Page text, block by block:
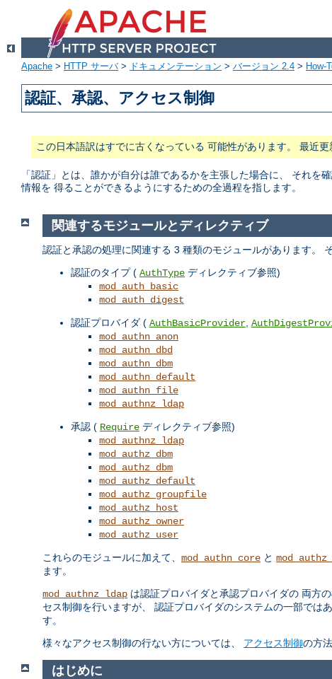
Apache > HTTP サーバ> ドキュメンテーション > バージョン 2.4 > How-
認証、承認、アクセス制御
この日本語訳はすでに古くなっている 可能性があります。 最近
「認証」とは、誰かが自分は誰であるかを主張した場合に、 それ
情報を 得ることができるようにするための全過程を指します。
関連するモジュールとディレクティブ
認証と承認の処理に関連する 3 種類のモジュールがあります。
認証のタイプ ( AuthType ディレクティブ参照)
mod_auth_basic
mod_auth_digest
認証プロバイダ ( AuthBasicProvider
mod_authn_anon
mod_authn_dbd
mod_authn_dbm
mod_authn_default
mod_authn_file
mod_authnz_ldap
承認 ( Require ディレクティブ参照)
mod_authnz_ldap
mod_authz_dbm
mod_authz_dbm
mod_authz_default
mod_authz_groupfile
mod_authz_host
mod_authz_owner
mod_authz_user
これらのモジュールに加えて、 mod_authn_core と
ます。
mod_authnz_ldap は認証プロバイダと承認プロバイダの 両方
セス制御を行いますが、 認証プロバイダのシステムの一部で
す。
様々なアクセス制御の行ない方については、 アクセス制御の方
はじめに